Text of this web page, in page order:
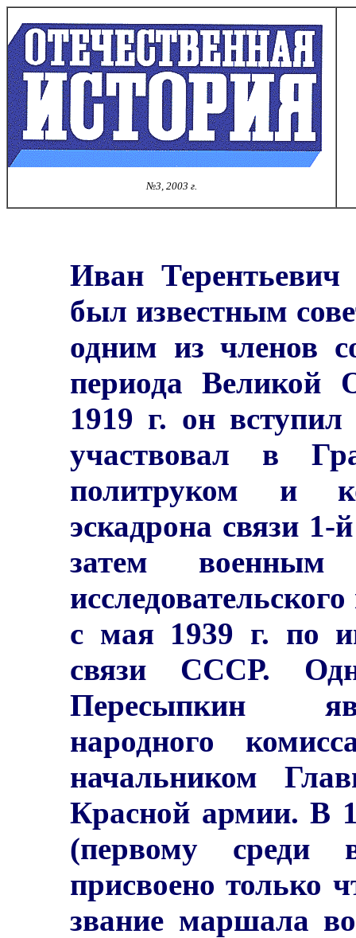
№3, 2003 г.
Иван Терентьевич
был известным
одним из членов
периода Великой
1919 г. он
участвовал в
политруком и
эскадрона связи 1-
затем военным
с мая 1939 г. по
связи СССР.
Пересыпкин
народного
начальником
Красной армии. В
(первому среди
присвоено только
звание маршала